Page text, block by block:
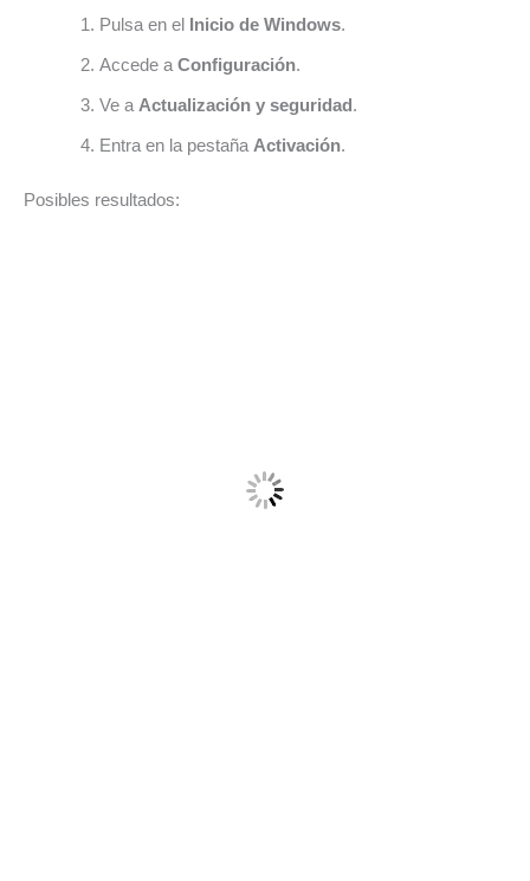
Pulsa en el Inicio de Windows.
Accede aConfiguración.
Ve aActualización y seguridad .
Entra en la pestañaActivación.
Posibles resultados: